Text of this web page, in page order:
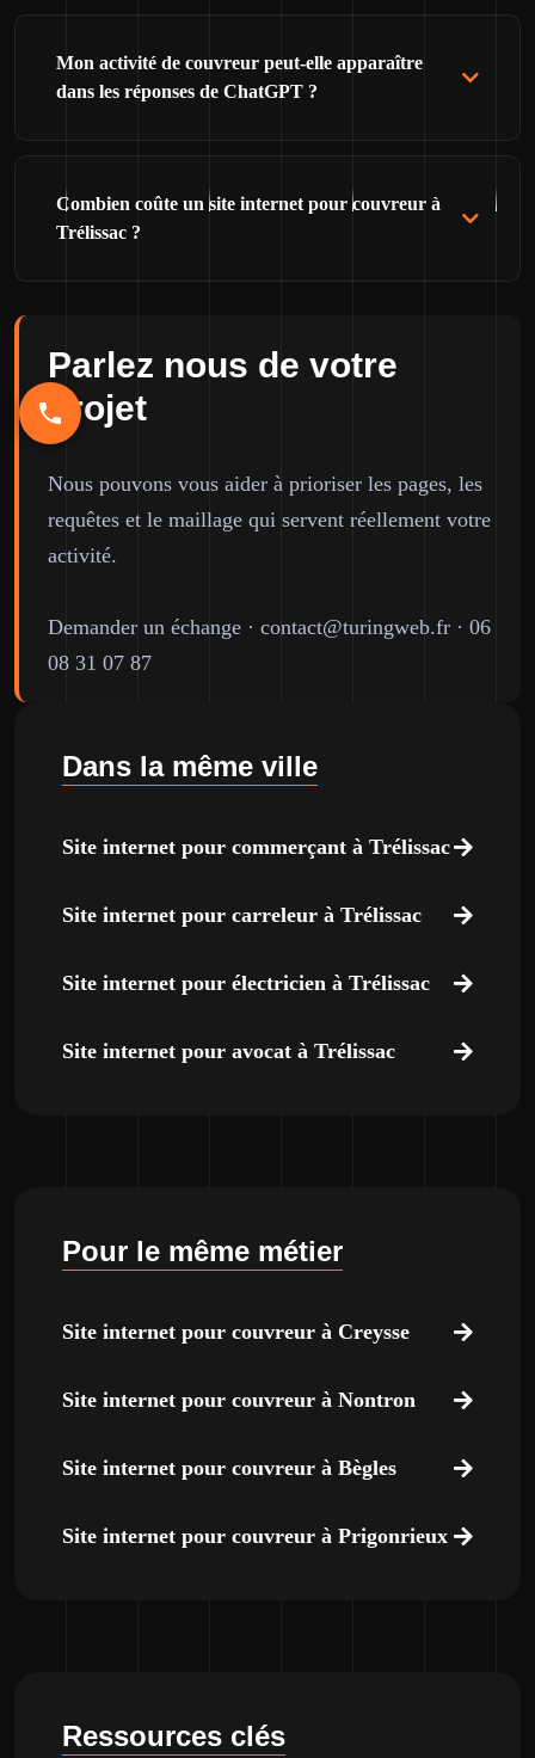
Mon activité de couvreur peut-elle apparaître
dans les réponses de ChatGPT ?
Combien coûte un site internet pour couvreur à
Trélissac ?
Parlez nous de votre
projet
Nous pouvons vous aider à prioriser les pages, les
requêtes et le maillage qui servent réellement votre
activité.
Demander un échange · contact@turingweb.fr · 06
08 31 07 87
Dans la même ville
Site internet pour commerçant à Trélissac
Site internet pour carreleur à Trélissac
Site internet pour électricien à Trélissac
Site internet pour avocat à Trélissac
Pour le même métier
Site internet pour couvreur à Creysse
Site internet pour couvreur à Nontron
Site internet pour couvreur à Bègles
Site internet pour couvreur à Prigonrieux
Ressources clés